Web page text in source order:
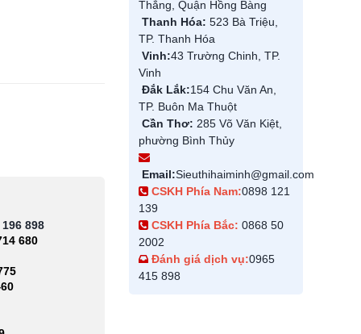
898
680
Thắng, Quận Hồng Bàng
Thanh Hóa: 523 Bà Triệu,
TP. Thanh Hóa
Vinh:43 Trường Chinh, TP.
Vinh
Đắk Lắk:154 Chu Văn An,
TP. Buôn Ma Thuột
Cần Thơ: 285 Võ Văn Kiệt,
phường Bình Thủy
Email:Sieuthihaiminh@gmail.com
CSKH Phía Nam:0898 121
139
CSKH Phía Bắc: 0868 50
2002
Đánh giá dịch vụ:0965
415 898